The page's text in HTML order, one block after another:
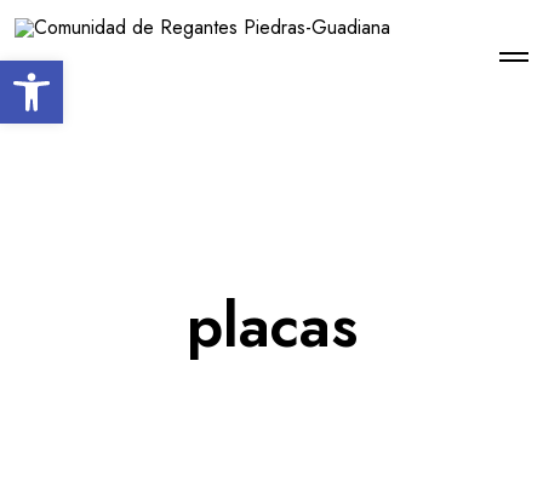
Open toolbar
placas